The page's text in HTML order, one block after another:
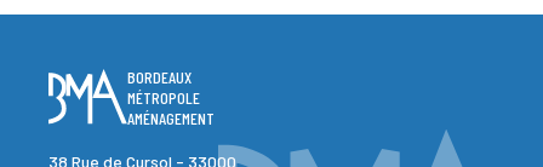
BORDEAUX
MÉTROPOLE
AMÉNAGEMENT
38 Rue de Cursol - 33000